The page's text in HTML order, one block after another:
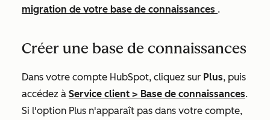
migration de votre base de connaissances .
Créer une base de connaissances
Dans votre compte HubSpot, cliquez sur Plus, puis
accédez à Service client > Base de connaissances.
Si l'option Plus n'apparaît pas dans votre compte,